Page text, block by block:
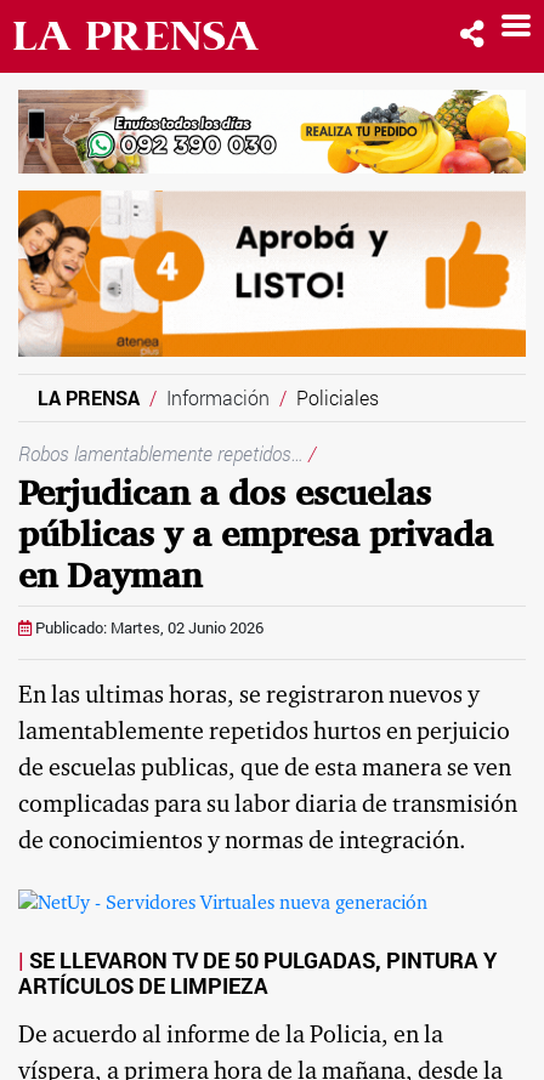
LA PRENSA Información Policiales
Robos lamentablemente repetidos… /
Perjudican a dos escuelas
públicas y a empresa privada
en Dayman
Publicado: Martes, 02 Junio 2026
En las ultimas horas, se registraron nuevos y
lamentablemente repetidos hurtos en perjuicio
de escuelas publicas, que de esta manera se ven
complicadas para su labor diaria de transmisión
de conocimientos y normas de integración.
SE LLEVARON TV DE 50 PULGADAS, PINTURA Y
ARTÍCULOS DE LIMPIEZA
De acuerdo al informe de la Policia, en la
víspera, a primera hora de la mañana, desde la